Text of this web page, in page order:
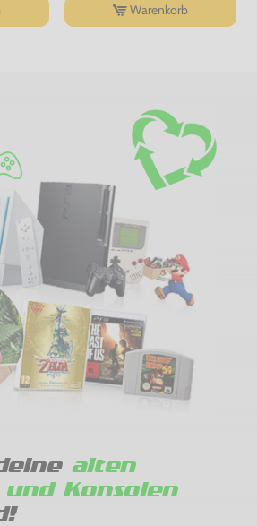
Warenkorb
alten
und Konsolen